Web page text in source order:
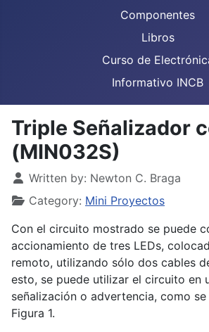
Componentes
Libros
Curso de
Informativo INCB
Triple Señalizador
(MIN032S)
Details
Written by: Newton C. Braga
Category: Mini Proyectos
Con el circuito mostrado se puede
accionamiento de tres LEDs,
remoto, utilizando sólo dos cables
esto, se puede utilizar el circuito en
señalización o advertencia, como se
Figura 1.